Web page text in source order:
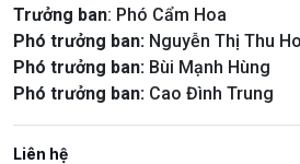
Trưởng ban: Phó Cẩm Hoa
Phó trưởng ban: Nguyễn Thị Thu
Phó trưởng ban: Bùi Mạnh Hùng
Phó trưởng ban: Cao Đình Trung
Liên hệ